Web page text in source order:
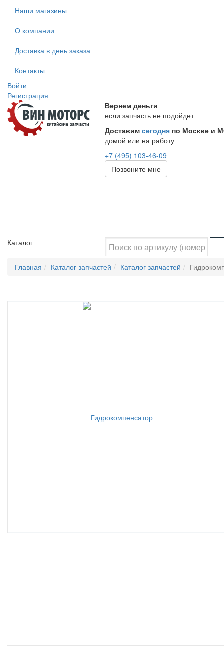
Наши магазины
О компании
Доставка в день заказа
Контакты
Войти
Регистрация
Вернем деньги
если запчасть не подойдет
Доставим сегодня по Москве и
домой или на работу
+7 (495) 103-46-09
Позвоните мне
Каталог
Главная Каталог запчастей Каталог запчастей